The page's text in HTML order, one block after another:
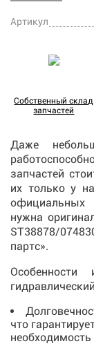
Артикул
Собственный склад
запчастей
Даже
запчастей
их только у
официальных
нужна
ST38878/
партс».
что